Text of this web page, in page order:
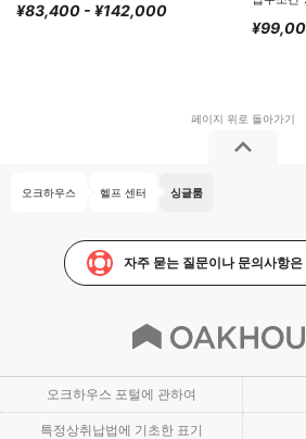
¥83,400 - ¥142,000
오크하우스 헬프 센터 싱글룸
자주 묻는 질문이나 문의사항
오크하우스 포털에 관하여
특정상취납법에 기초한 표기